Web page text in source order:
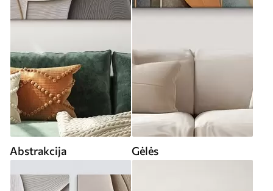
Abstrakcija Gėlės